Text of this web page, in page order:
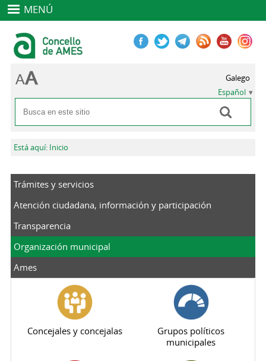
MENÚ
Formulario de búsqueda
Buscar
Galego
Español
Se encuentra usted aquí
Está aquí: Inicio
Trámites y servicios
Atención ciudadana, información y participación
Transparencia
Organización municipal
Ames
Concejales y concejalas
Grupos políticos
municipales